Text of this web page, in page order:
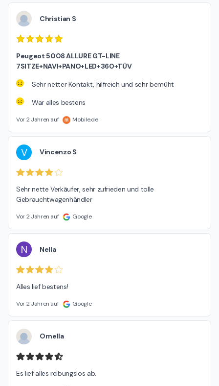
Christian S
Peugeot 5008 ALLURE GT-LINE
7SITZE+NAVI+PANO+LED+360+TÜV
Sehr netter Kontakt, hilfreich und sehr bemüht
War alles bestens
Vor 2 Jahren auf Mobile.de
V Vincenzo S
Sehr nette Verkäufer, sehr zufrieden und tolle
Gebrauchtwagenhändler
Vor 2 Jahren auf Google
N Nella
Alles lief bestens!
Vor 2 Jahren auf Google
Ornella
Es lief alles reibungslos ab.